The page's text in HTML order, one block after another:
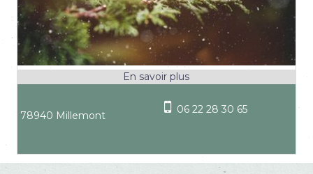
78940 Millemont 06 22 28 30 65